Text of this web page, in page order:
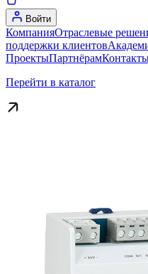
Войти
КомпанияОтраслевые
поддержки клиентов
ПроектыПартнёрам
Перейти в каталог